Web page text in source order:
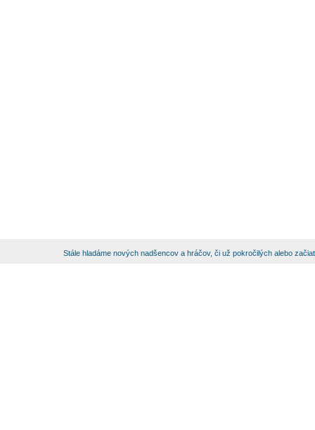
Stále hladáme nových nadšencov a hráčov, či už pokročilých alebo